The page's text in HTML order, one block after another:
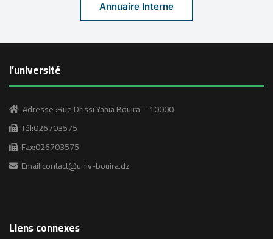
Annuaire Interne
l’université
Adresse :Rue Drissi Yahia Bouira – 10000
Tél:026703575
Fax:026703575
Email:contact@univ-bouira.dz
Liens connexes